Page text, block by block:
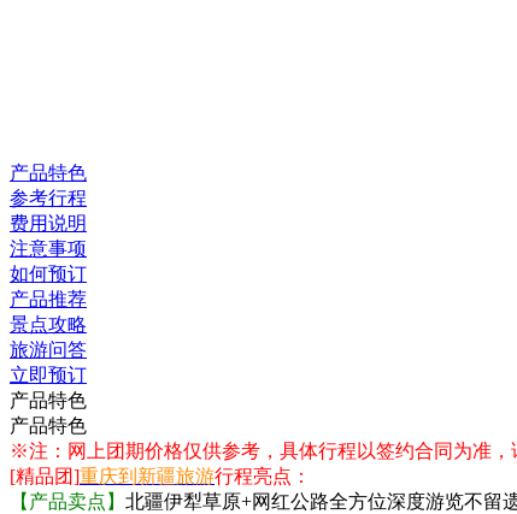
产品特色
参考行程
费用说明
注意事项
如何预订
产品推荐
景点攻略
旅游问答
立即预订
产品特色
产品特色
※注：网上团期价格仅供参考，具体行程以签约合同为准，
[精品团]重庆到新疆旅游行程亮点：
【产品卖点】 北疆伊犁草原+网红公路全方位深度游览不留